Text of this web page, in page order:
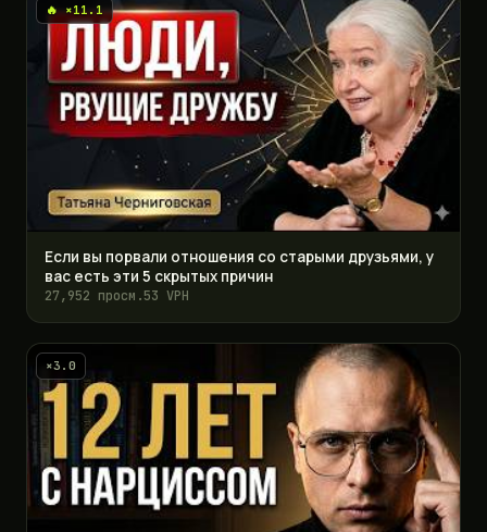
🔥 ×11.1
Если вы порвали отношения со старыми друзьями, у
вас есть эти 5 скрытых причин
27,952 просм.53 VPH
×3.0